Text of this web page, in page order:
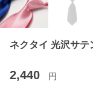
ネクタイ 光沢サテ
2,440 円